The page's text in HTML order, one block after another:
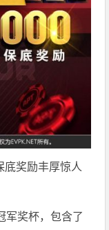
底奖励丰厚惊人
军奖杯，包含了